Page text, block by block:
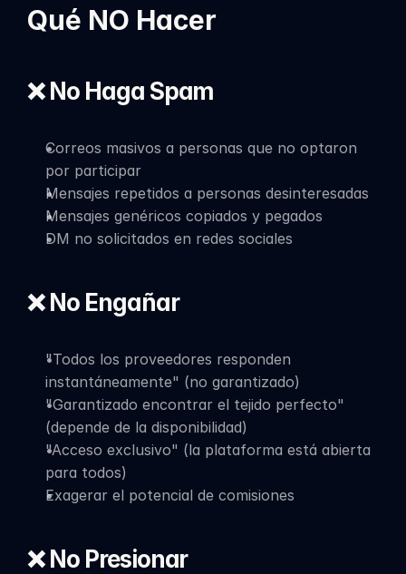
Qué NO Hacer
❌ No Haga Spam
Correos masivos a personas que no optaron
por participar
Mensajes repetidos a personas desinteresadas
Mensajes genéricos copiados y pegados
DM no solicitados en redes sociales
❌ No Engañar
"Todos los proveedores responden
instantáneamente" (no garantizado)
"Garantizado encontrar el tejido perfecto"
(depende de la disponibilidad)
"Acceso exclusivo" (la plataforma está abierta
para todos)
Exagerar el potencial de comisiones
❌ No Presionar